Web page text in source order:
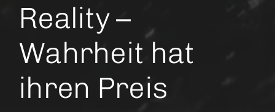
Reality –
Wahrheit hat
ihren Preis